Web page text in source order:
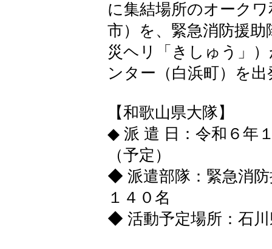
に集結場所のオーク
市）を、緊急消防援
災ヘリ「きしゅう」
ンター（白浜町）を
【和歌山県大隊】
◆ 派 遣 日：令和６年
（予定）
◆ 派遣部隊：緊急消
１４０名
◆ 活動予定場所：石